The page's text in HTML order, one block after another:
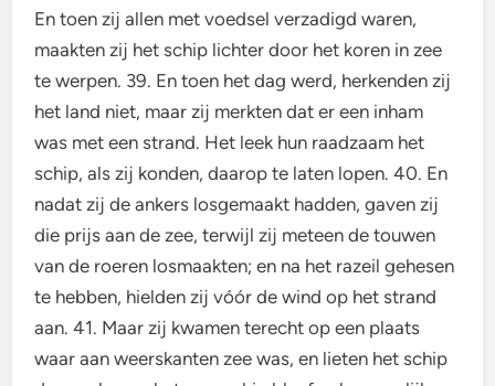
En toen zij allen met voedsel verzadigd waren,
maakten zij het schip lichter door het koren in zee
te werpen. 39. En toen het dag werd, herkenden zij
het land niet, maar zij merkten dat er een inham
was met een strand. Het leek hun raadzaam het
schip, als zij konden, daarop te laten lopen. 40. En
nadat zij de ankers losgemaakt hadden, gaven zij
die prijs aan de zee, terwijl zij meteen de touwen
van de roeren losmaakten; en na het razeil gehesen
te hebben, hielden zij vóór de wind op het strand
aan. 41. Maar zij kwamen terecht op een plaats
waar aan weerskanten zee was, en lieten het schip